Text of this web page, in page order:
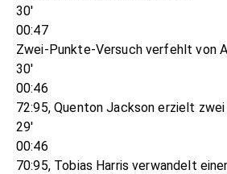
30'
00:47
Zwei-Punkte-Versuch verfehlt von
30'
00:46
72:95, Quenton Jackson erzielt
29'
00:46
70:95, Tobias Harris verwandelt